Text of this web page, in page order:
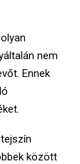
nem
Ennek
között